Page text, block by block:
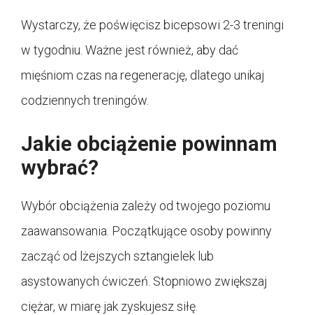
Wystarczy, że poświęcisz bicepsowi 2-3 treningi
w tygodniu. Ważne jest również, aby dać
mięśniom czas na regenerację, dlatego unikaj
codziennych treningów.
Jakie obciążenie powinnam
wybrać?
Wybór obciążenia zależy od twojego poziomu
zaawansowania. Początkujące osoby powinny
zacząć od lżejszych sztangielek lub
asystowanych ćwiczeń. Stopniowo zwiększaj
ciężar, w miarę jak zyskujesz siłę.